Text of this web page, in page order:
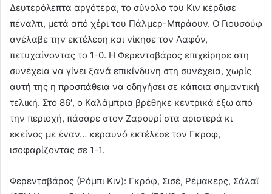
Δευτερόλεπτα αργότερα, το σύνολο του Κιν κέρδισε
πέναλτι, μετά από χέρι του Πάλμερ-Μπράουν. Ο Γιουσούφ
ανέλαβε την εκτέλεση και νίκησε τον Λαφόν,
πετυχαίνοντας το 1-0. Η Φερεντσβάρος επιχείρησε στη
συνέχεια να γίνει ξανά επικίνδυνη στη συνέχεια, χωρίς
αυτή της η προσπάθεια να οδηγήσει σε κάποια σημαντική
τελική. Στο 86′, ο Καλάμπρια βρέθηκε κεντρικά έξω από
την περιοχή, πάσαρε στον Ζαρουρί στα αριστερά κι
εκείνος με έναν… κεραυνό εκτέλεσε τον Γκροφ,
ισοφαρίζοντας σε 1-1.
Φερεντσβάρος (Ρόμπι Κιν): Γκρόφ, Σισέ, Ρέμακερς, Σάλαϊ